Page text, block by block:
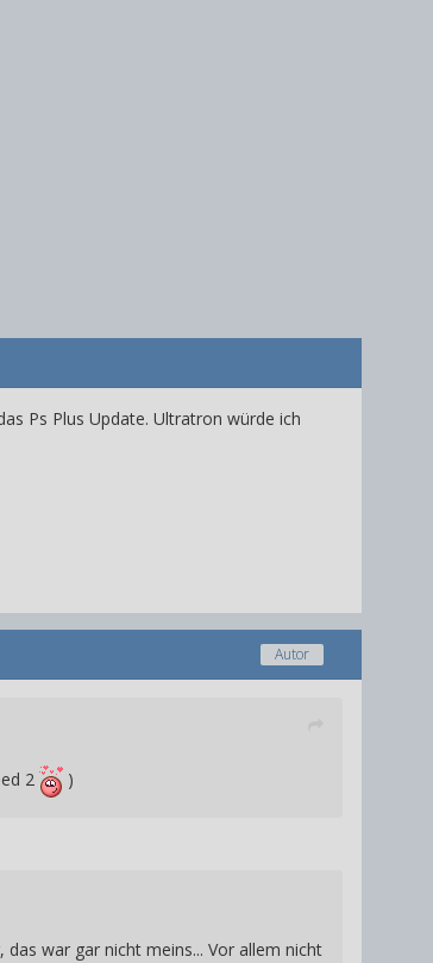
Ps Plus Update. Ultratron würde ich
Autor
2 )
war gar nicht meins... Vor allem nicht